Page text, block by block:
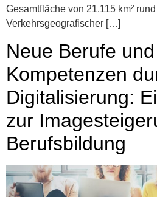
Gesamtfläche von 21.115 km²
Verkehrsgeografischer […]
Neue Berufe
Kompetenzen
Digitalisierung:
zur
Berufsbildung